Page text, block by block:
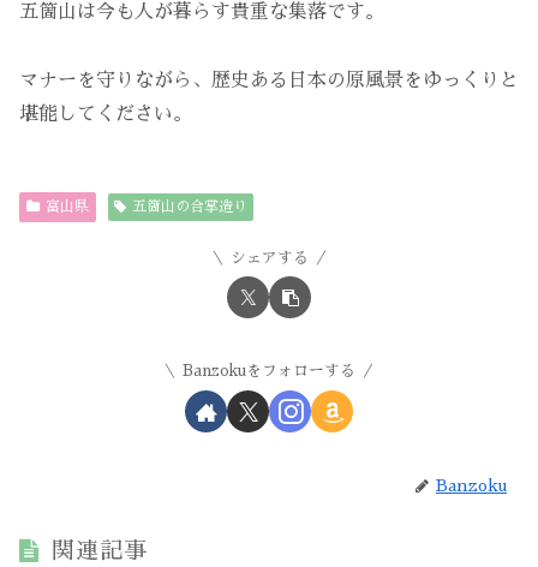
五箇山は今も人が暮らす貴重な集落です。
マナーを守りながら、歴史ある日本の原風景をゆっくりと
堪能してください。
富山県 五箇山の合掌造り
シェアする
Banzokuをフォローする
Banzoku
関連記事